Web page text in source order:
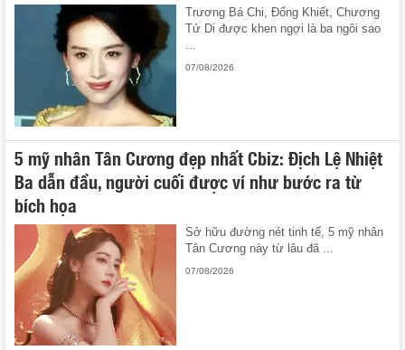
Trương Bá Chi, Đổng Khiết, Chương
Tử Di được khen ngợi là ba ngôi sao
...
07/08/2026
5 mỹ nhân Tân Cương đẹp nhất Cbiz: Địch Lệ Nhiệt
Ba dẫn đầu, người cuối được ví như bước ra từ
bích họa
Sở hữu đường nét tinh tế, 5 mỹ nhân
Tân Cương này từ lâu đã ...
07/08/2026